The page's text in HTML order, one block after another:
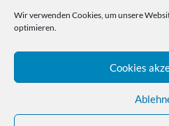
Wir verwenden Cookies, um unsere
optimieren.
Cookies
Stromtarife in Schleswig-